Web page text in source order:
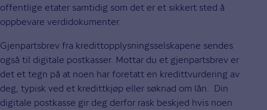
offentlige etater samtidig som det er et sikkert sted å
oppbevare verdidokumenter.
Gjenpartsbrev fra kredittopplysningsselskapene sendes
også til digitale postkasser. Mottar du et gjenpartsbrev er
det et tegn på at noen har foretatt en kredittvurdering av
deg, typisk ved et kredittkjøp eller søknad om lån. Din
digitale postkasse gir deg derfor rask beskjed hvis noen